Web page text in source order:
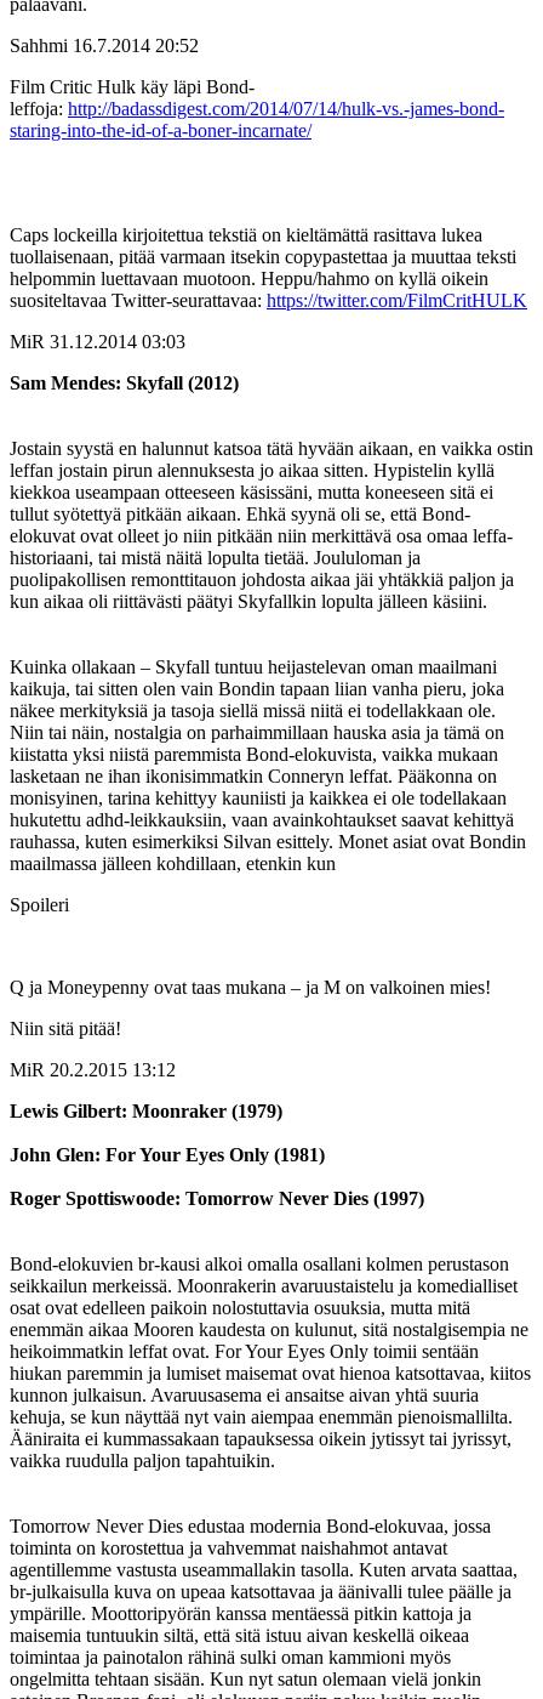
palaavani.
Sahhmi 16.7.2014 20:52
Film Critic Hulk käy läpi Bond-
leffoja: http://badassdigest.com/2014/07/14/hulk-vs.-james-bond-
staring-into-the-id-of-a-boner-incarnate/
Caps lockeilla kirjoitettua tekstiä on kieltämättä rasittava lukea
tuollaisenaan, pitää varmaan itsekin copypastettaa ja muuttaa teksti
helpommin luettavaan muotoon. Heppu/hahmo on kyllä oikein
suositeltavaa Twitter-seurattavaa: https://twitter.com/FilmCritHULK
MiR 31.12.2014 03:03
Sam Mendes: Skyfall (2012)
Jostain syystä en halunnut katsoa tätä hyvään aikaan, en vaikka ostin
leffan jostain pirun alennuksesta jo aikaa sitten. Hypistelin kyllä
kiekkoa useampaan otteeseen käsissäni, mutta koneeseen sitä ei
tullut syötettyä pitkään aikaan. Ehkä syynä oli se, että Bond-
elokuvat ovat olleet jo niin pitkään niin merkittävä osa omaa leffa-
historiaani, tai mistä näitä lopulta tietää. Joululoman ja
puolipakollisen remonttitauon johdosta aikaa jäi yhtäkkiä paljon ja
kun aikaa oli riittävästi päätyi Skyfallkin lopulta jälleen käsiini.
Kuinka ollakaan – Skyfall tuntuu heijastelevan oman maailmani
kaikuja, tai sitten olen vain Bondin tapaan liian vanha pieru, joka
näkee merkityksiä ja tasoja siellä missä niitä ei todellakkaan ole.
Niin tai näin, nostalgia on parhaimmillaan hauska asia ja tämä on
kiistatta yksi niistä paremmista Bond-elokuvista, vaikka mukaan
lasketaan ne ihan ikonisimmatkin Conneryn leffat. Pääkonna on
monisyinen, tarina kehittyy kauniisti ja kaikkea ei ole todellakaan
hukutettu adhd-leikkauksiin, vaan avainkohtaukset saavat kehittyä
rauhassa, kuten esimerkiksi Silvan esittely. Monet asiat ovat Bondin
maailmassa jälleen kohdillaan, etenkin kun
Spoileri
Q ja Moneypenny ovat taas mukana – ja M on valkoinen mies!
Niin sitä pitää!
MiR 20.2.2015 13:12
Lewis Gilbert: Moonraker (1979)
John Glen: For Your Eyes Only (1981)
Roger Spottiswoode: Tomorrow Never Dies (1997)
Bond-elokuvien br-kausi alkoi omalla osallani kolmen perustason
seikkailun merkeissä. Moonrakerin avaruustaistelu ja komedialliset
osat ovat edelleen paikoin nolostuttavia osuuksia, mutta mitä
enemmän aikaa Mooren kaudesta on kulunut, sitä nostalgisempia ne
heikoimmatkin leffat ovat. For Your Eyes Only toimii sentään
hiukan paremmin ja lumiset maisemat ovat hienoa katsottavaa, kiitos
kunnon julkaisun. Avaruusasema ei ansaitse aivan yhtä suuria
kehuja, se kun näyttää nyt vain aiempaa enemmän pienoismallilta.
Ääniraita ei kummassakaan tapauksessa oikein jytissyt tai jyrissyt,
vaikka ruudulla paljon tapahtuikin.
Tomorrow Never Dies edustaa modernia Bond-elokuvaa, jossa
toiminta on korostettua ja vahvemmat naishahmot antavat
agentillemme vastusta useammallakin tasolla. Kuten arvata saattaa,
br-julkaisulla kuva on upeaa katsottavaa ja äänivalli tulee päälle ja
ympärille. Moottoripyörän kanssa mentäessä pitkin kattoja ja
maisemia tuntuukin siltä, että sitä istuu aivan keskellä oikeaa
toimintaa ja painotalon rähinä sulki oman kammioni myös
ongelmitta tehtaan sisään. Kun nyt satun olemaan vielä jonkin